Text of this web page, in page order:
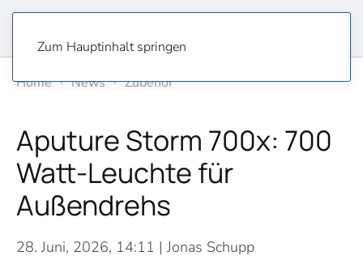
Zum Hauptinhalt springen
Home
News Zubehör
Aputure Storm 700x: 700
Watt-Leuchte für
Außendrehs
28. Juni, 2026, 14:11 | Jonas Schupp